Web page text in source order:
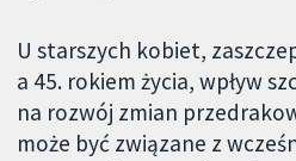
U starszych kobiet,
a 45. rokiem życia, wpływ
na rozwój zmian
może być związane z